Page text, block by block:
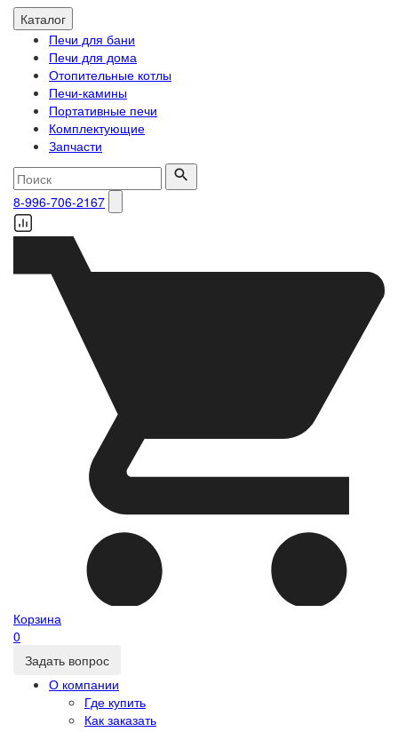
Каталог
Печи для бани
Печи для дома
Отопительные котлы
Печи-камины
Портативные печи
Комплектующие
Запчасти
8-996-706-2167
Корзина
0
Задать вопрос
О компании
Где купить
Как заказать